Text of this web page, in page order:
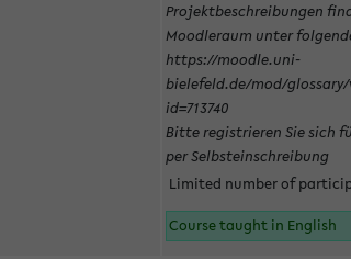
Projektbeschreibungen
Moodleraum unter
https://moodle.uni-
bielefeld.de/mod/glossary/
id=713740
Bitte registrieren Sie sich
per Selbsteinschreibung
Limited number of
Course taught in English